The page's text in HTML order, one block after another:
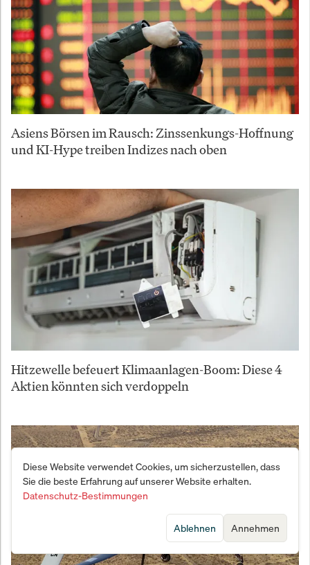
Asiens Börsen im Rausch: Zinssenkungs-Hoffnung
und KI-Hype treiben Indizes nach oben
Hitzewelle befeuert Klimaanlagen-Boom: Diese 4
Aktien könnten sich verdoppeln
Diese Website verwendet Cookies, um sicherzustellen, dass
Sie die beste Erfahrung auf unserer Website erhalten.
Datenschutz-Bestimmungen
Annehmen
Ablehnen